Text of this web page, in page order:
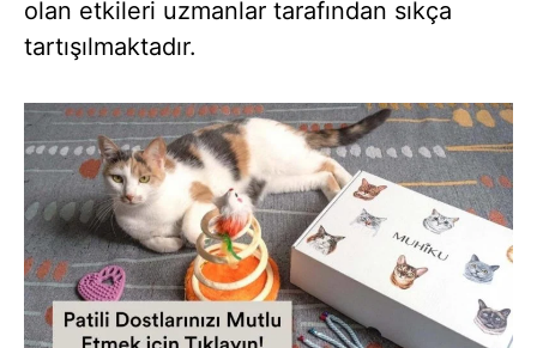
olan etkileri uzmanlar tarafından sıkça
tartışılmaktadır.